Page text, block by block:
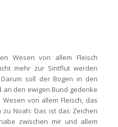
Wesen von allem Fleisch
mehr zur Sintflut werden
Darum soll der Bogen in den
den ewigen Bund gedenke
von allem Fleisch, das
zu Noah: Das ist das Zeichen
zwischen mir und allem